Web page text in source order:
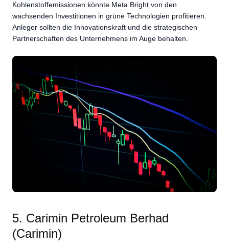
Kohlenstoffemissionen könnte Meta Bright von den
wachsenden Investitionen in grüne Technologien profitieren.
Anleger sollten die Innovationskraft und die strategischen
Partnerschaften des Unternehmens im Auge behalten.
5. Carimin Petroleum Berhad
(Carimin)